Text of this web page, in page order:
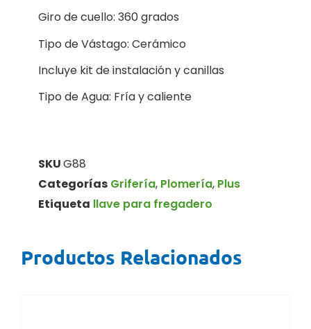
Giro de cuello: 360 grados
Tipo de Vástago: Cerámico
Incluye kit de instalación y canillas
Tipo de Agua: Fría y caliente
SKUG88
Categorías Grifería, Plomería, Plus
Etiqueta llave para fregadero
Productos Relacionados